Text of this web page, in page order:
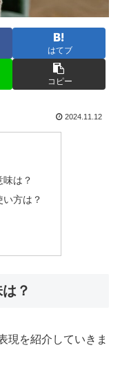
はてブ
コピー
2024.11.12
味は？
い方は？
？
現を紹介していきま